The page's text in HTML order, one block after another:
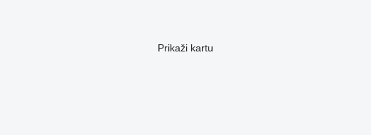
Prikaži kartu